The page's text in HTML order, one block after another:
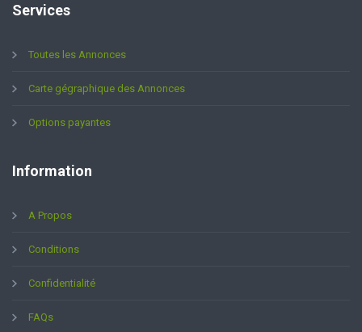
Services
Toutes les Annonces
Carte gégraphique des Annonces
Options payantes
Information
A Propos
Conditions
Confidentialité
FAQs